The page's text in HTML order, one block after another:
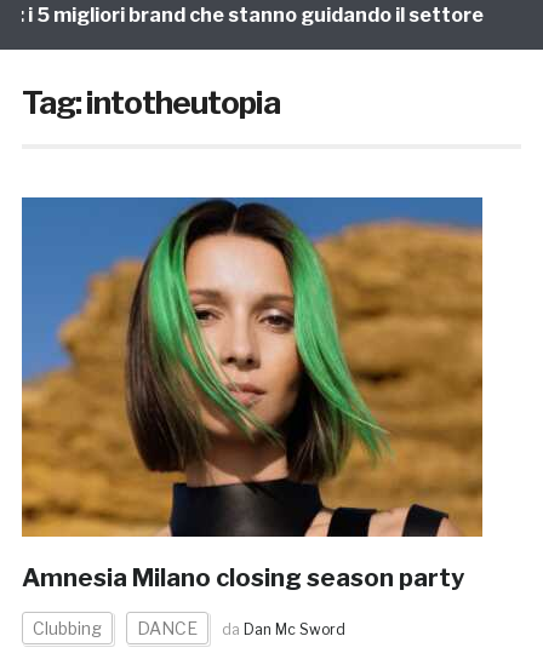
5 migliori brand che stanno guidando il settore
Tag:intotheutopia
Amnesia Milano closing season party
Clubbing DANCE da Dan Mc Sword